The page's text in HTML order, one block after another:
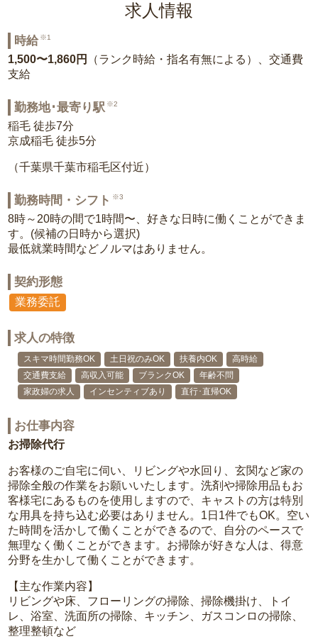
求人情報
時給 ※1
1,500〜1,860円
（ランク時給・指名有無による）、交通費
支給
勤務地･最寄り駅 ※2
稲毛 徒歩7分
京成稲毛 徒歩5分
（千葉県千葉市稲毛区付近）
勤務時間・シフト ※3
8時～20時の間で1時間〜、好きな日時に働くことができま
す。(候補の日時から選択)
最低就業時間などノルマはありません。
契約形態
業務委託
求人の特徴
スキマ時間勤務OK 土日祝のみOK 扶養内OK
高時給
交通費支給
高収入可能 ブランクOK
年齢不問
家政婦の求人
インセンティブあり 直行･直帰OK
お仕事内容
お掃除代行
お客様のご自宅に伺い、リビングや水回り、玄関など家の
掃除全般の作業をお願いいたします。洗剤や掃除用品もお
客様宅にあるものを使用しますので、キャストの方は特別
な用具を持ち込む必要はありません。1日1件でもOK。空い
た時間を活かして働くことができるので、自分のペースで
無理なく働くことができます。お掃除が好きな人は、得意
分野を生かして働くことができます。
【主な作業内容】
リビングや床、フローリングの掃除、掃除機掛け、トイ
レ、浴室、洗面所の掃除、キッチン、ガスコンロの掃除、
整理整頓など